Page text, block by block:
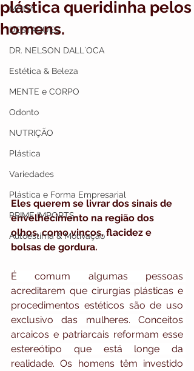
MODA
DESTAQUES
DR. NELSON DALL`OCA
Estética & Beleza
MENTE e CORPO
Odonto
NUTRIÇÃO
Plástica
Variedades
Plástica e Forma Empresarial
PRIME IMPORTS
Autoestima & Motivação
plástica queridinha pelos
homens.
Eles querem se livrar dos sinais de
envelhecimento na região dos
olhos, como vincos, flacidez e
bolsas de gordura.
É comum algumas pessoas
acreditarem que cirurgias plásticas e
procedimentos estéticos são de uso
exclusivo das mulheres. Conceitos
arcaicos e patriarcais reformam esse
estereótipo que está longe da
realidade. Os homens têm investido